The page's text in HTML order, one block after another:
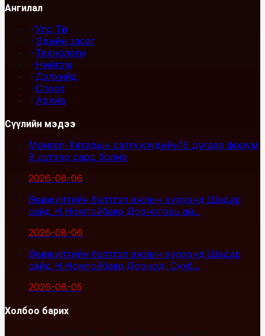
Ангилал
Улс Төр
Эдийн засаг
Технологи
Нийгэм
Дэлхийд
Спорт
Архив
Сүүлийн мэдээ
Монгол-Хятадын сэтгүүлчдийн16 дугаар форум
9 дүгээр сард болно
2026-08-06
Өвөлжилтийн бэлтгэл ажлын хүрээнд Шадар
сайд Н.Номтойбаяр Дорноговь ай...
2026-08-06
Өвөлжилтийн бэлтгэл ажлын хүрээнд Шадар
сайд Н.Номтойбаяр Дорнод, Сүхб...
2026-08-05
Холбоо барих